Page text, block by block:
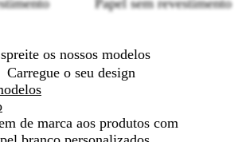
os nossos modelos
Carregue o seu design
de marca aos produtos com